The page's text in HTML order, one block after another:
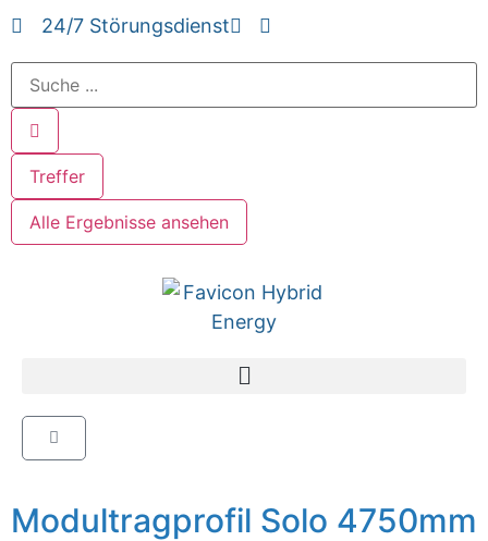
24/7 Störungsdienst
Treffer
Alle Ergebnisse ansehen
Modultragprofil Solo 4750mm